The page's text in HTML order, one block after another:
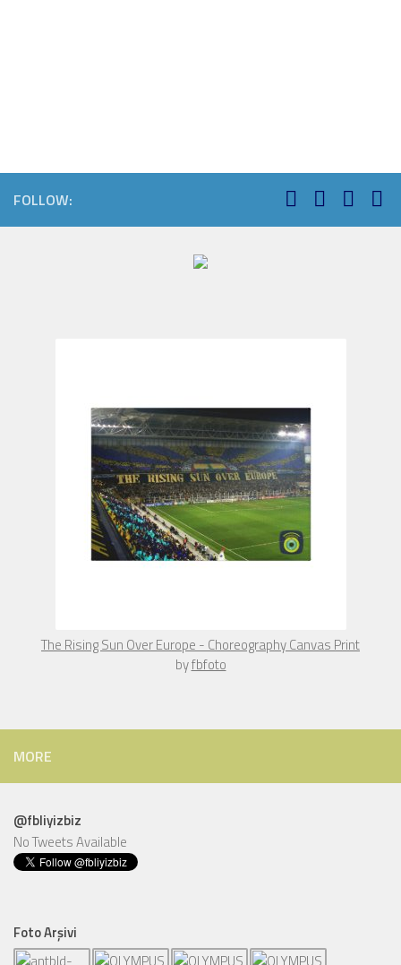
FOLLOW:
The Rising Sun Over Europe - Choreography Canvas Print
byfbfoto
MORE
@fbliyizbiz
No Tweets Available
Foto Arşivi